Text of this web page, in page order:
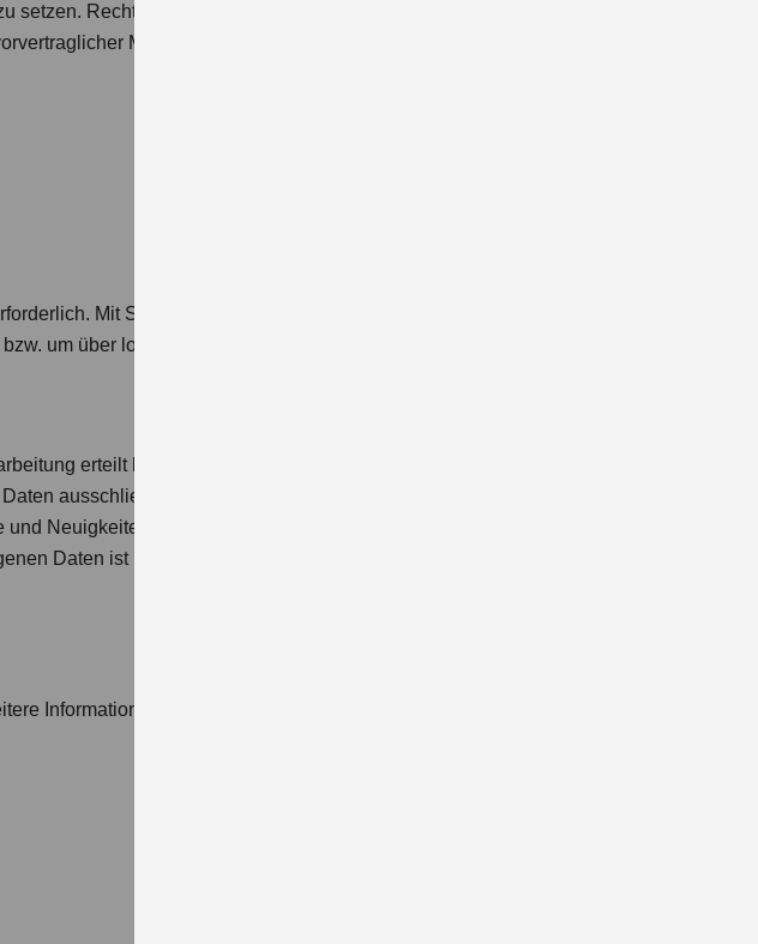
setzen. Rechtsgrundlage für die Verarbeitung Ihrer
Maßnahmen, Art. 6 Abs. 1 Buchst. b
Mit Stern (*) gekennzeichnete Felder sind
um über lokale Angebote zu informieren.
erteilt haben, verarbeiten und speichern wir
ausschließlich dazu, um den Newsletter
Neuigkeiten rund die Motor Center Heinen
Daten ist Ihre Einwilligung, Art. 6 Abs. 1 Buchst.
Informationen zum Widerruf finden Sie unter